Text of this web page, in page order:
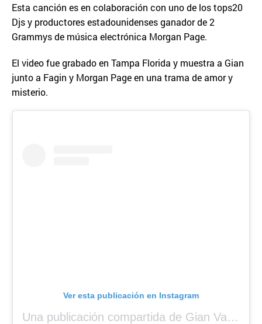
Esta canción es en colaboración con uno de los tops20
Djs y productores estadounidenses ganador de 2
Grammys de música electrónica Morgan Page.
El video fue grabado en Tampa Florida y muestra a Gian
junto a Fagin y Morgan Page en una trama de amor y
misterio.
Ver esta publicación en Instagram
Una publicación compartida de Gian Varela (@gianvarela)